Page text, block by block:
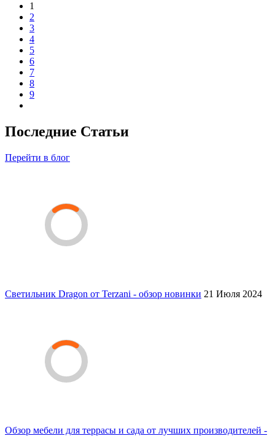
1
2
3
4
5
6
7
8
9
Последние Статьи
Перейти в блог
Светильник Dragon от Terzani - обзор новинки 21 Июля 2024
Обзор мебели для террасы и сада от лучших производителей -